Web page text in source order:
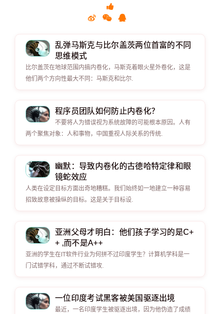
乱弹马斯克与比尔盖茨两位首富的不同
思维模式
比尔盖茨在地球范围内搞内卷化，马斯克着眼火星外卷化，这是
他们两个方向性最大不同：马斯克和比尔.
程序员团队如何防止内卷化？
不要将人为错误视为系统故障的可能根本原因。人有
两个聚焦对象：人和事物，中国重视人际关系的传统.
幽默：导致内卷化的古德哈特定律和眼
镜蛇效应
人类在设定目标方面出奇地糟糕。我们始终如一地建立一种容易
招致故意被操纵的目标。这是关于目标设.
亚洲父母才明白：他们孩子学习的是C+
+ ,而不是A++
亚洲的学生在IT软件行业为何拼不过印度学生？计算机学科是一
门试错学科，通过不断试错攻.
一位印度考试黑客被美国驱逐出境
最近，一名印度学生被驱逐出境，因为他伪造了成绩